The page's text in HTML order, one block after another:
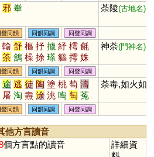
邪 輋 荼陵(古地名)
聲同韻 同韻同調 同聲同調
輸 舒 樞 抒 攄 紓 樗 毹
筡 鵨 橾 捈 瑹 貙 摴 姝
神荼(門神名)
聲同韻 同韻同調 同聲同調
途 逃 徒 陶 塗 桃 萄 濤
屠 淘 燾 涂 洮 啕 匋 菟
綯 檮 騊 駼 幬 駣 醄 鞀
廜 翿 稌 鷋 悇 咷 檡 搯
潳 鷵 墿 嵞 峹 捈 梌 祹
翢 鋾 筡 韕 跿
荼毒,如火如
聲同韻 同韻同調 同聲同調
他方言讀音
個方言點的讀音
詳細資